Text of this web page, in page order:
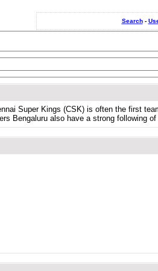
Search-
Super Kings (CSK) is often the first
Bengaluru also have a strong following